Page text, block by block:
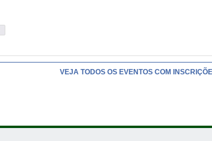
VEJA TODOS OS EVENTOS COM